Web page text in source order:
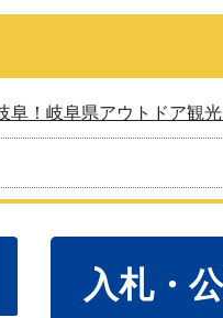
阜！岐阜県アウトドア観
入札・